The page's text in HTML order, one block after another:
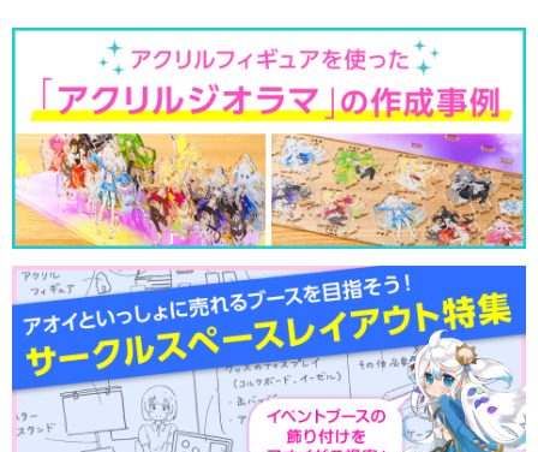
2026/4/3
直接搬入スケジュールを更新しました!
(2026/5/31まで)
2026/3/27
【サーモボトル（カラープリント）】のご注文
受付を再開しました
2026/3/20
【サーモボトル（カラープリント）】について
重要なお知らせ
2026/3/9
直接搬入スケジュールを更新しました!
(2026/5/6まで)
2026/2/8
天候不良による商品のお届けへの影響について
2026/1/28
プリントショップ京都竹田店 営業時間変更の
お知らせ
2025/12/10
【取り扱い用紙】「ポスター合成紙」のご注文
受付を再開しました
2025/12/1
【新機能】「アクリルグッズシミュレーター」